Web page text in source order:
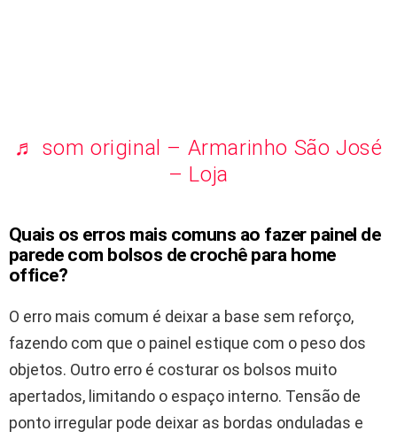
♬ som original – Armarinho São José
– Loja
Quais os erros mais comuns ao fazer painel de
parede com bolsos de crochê para home
office?
O erro mais comum é deixar a base sem reforço,
fazendo com que o painel estique com o peso dos
objetos. Outro erro é costurar os bolsos muito
apertados, limitando o espaço interno. Tensão de
ponto irregular pode deixar as bordas onduladas e